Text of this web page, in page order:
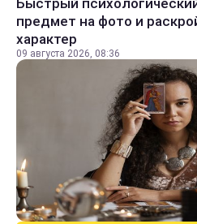
предмет на фото и
характер
09 августа 2026, 08:36